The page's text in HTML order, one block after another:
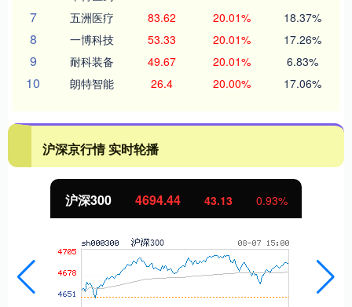
7 五洲医疗 83.62 20.01% 18.37%
8 一博科技 53.33 20.01% 17.26%
9 耐科装备 49.67 20.01% 6.83%
10 朗特智能 26.4 20.00% 17.06%
沪深京行情 实时轮播
沪深300 4694.44 43.13 0.93%